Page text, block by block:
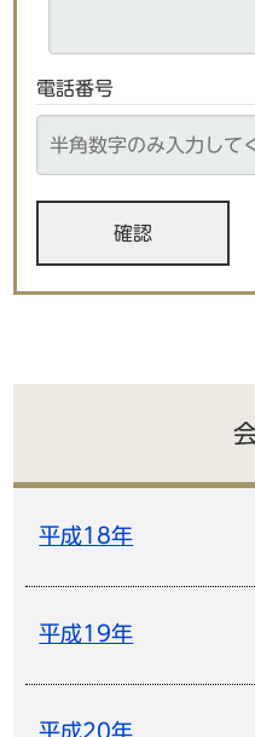
電話番号
平成18年
平成19年
平成20年